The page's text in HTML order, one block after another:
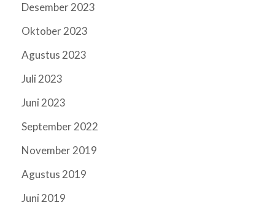
Desember 2023
Oktober 2023
Agustus 2023
Juli 2023
Juni 2023
September 2022
November 2019
Agustus 2019
Juni 2019